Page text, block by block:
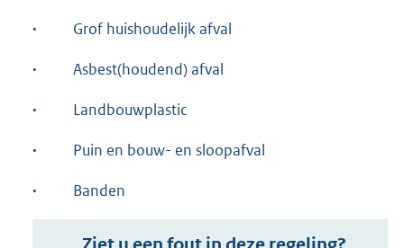
· Grof huishoudelijk afval
· Asbest(houdend) afval
· Landbouwplastic
· Puin en bouw- en sloopafval
· Banden